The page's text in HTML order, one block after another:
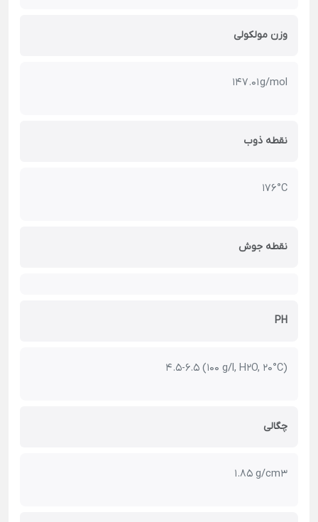
وزن مولکولی
147.01 g/mol
نقطه ذوب
176 °C
نقطه جوش
PH
4.5-6.5 (100 g/l, H2O, 20°C)
چگالی
1.85 g/cm3